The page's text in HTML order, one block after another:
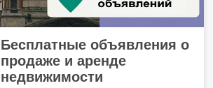
Бесплатные объявления о
продаже и аренде
недвижимости